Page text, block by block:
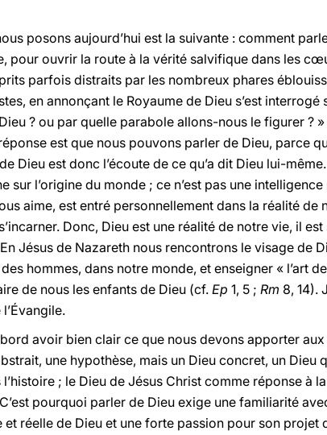
posons aujourd’hui est la suivante : comment
pour ouvrir la route à la vérité salvifique dans les
parfois distraits par les nombreux phares
en annonçant le Royaume de Dieu s’est
? ou par quelle parabole allons-nous le figurer ? »
est que nous pouvons parler de Dieu, parce
Dieu est donc l’écoute de ce qu’a dit Dieu lui-
sur l’origine du monde ; ce n’est pas une
aime, est entré personnellement dans la réalité de
Donc, Dieu est une réalité de notre vie, il
Jésus de Nazareth nous rencontrons le visage de
hommes, dans notre monde, et enseigner « l’art
de nous les enfants de Dieu (cf.Ep 1, 5 ; Rm 8, 14).
avoir bien clair ce que nous devons apporter
une hypothèse, mais un Dieu concret, un Dieu
; le Dieu de Jésus Christ comme réponse à
pourquoi parler de Dieu exige une familiarité
réelle de Dieu et une forte passion pour son projet